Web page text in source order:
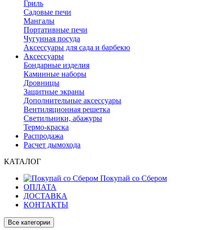
Гриль
Садовые печи
Мангалы
Портативные печи
Чугунная посуда
Аксессуары для сада и барбекю
Аксессуары
Бондарные изделия
Каминные наборы
Дровницы
Защитные экраны
Дополнительные аксессуары
Вентиляционная решетка
Светильники, абажуры
Термо-краска
Распродажа
Расчет дымохода
КАТАЛОГ
Покупай со Сбером
ОПЛАТА
ДОСТАВКА
КОНТАКТЫ
Все категории